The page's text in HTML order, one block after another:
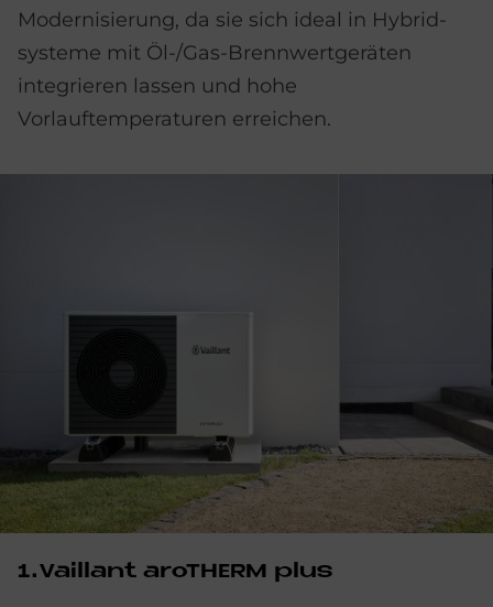
Modernisierung, da sie sich ideal in Hybrid­
systeme mit Öl-/Gas-Brennwertgeräten
integrieren lassen und hohe
Vorlauftemperaturen erreichen.
1.Vail­lant aro­THERM plus